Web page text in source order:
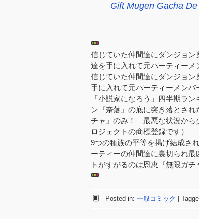
Gift Mugen Gacha
信じていた仲間達にダンジョ
達を手に入れて元パーティーメ
信じていた仲間達にダンジョ
手に入れて元パーティーメン
「小説家になろう」四半期ラ
ン『奈落』の底に突き落とさ
チャ』のみ！ 最悪な状況から
ロジェクトの商標登録です）
9つの種族の平等を掲げ結成さ
ーティーの仲間達に裏切られ
トがすがるのは恩恵『無限ガチ
Posted in: 一般コミック